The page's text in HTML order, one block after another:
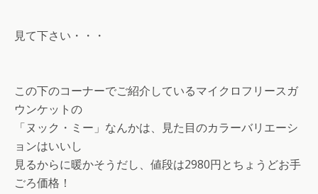
見て下さい・・・
この下のコーナーでご紹介しているマイクロフリースガ
ウンケットの
「ヌック・ミー」なんかは、見た目のカラーバリエーシ
ョンはいいし
見るからに暖かそうだし、値段は2980円とちょうどお手
ごろ価格！